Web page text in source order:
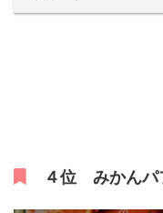
４位 みかんパ